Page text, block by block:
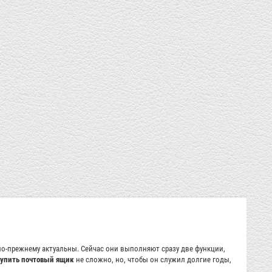
актуальны. Сейчас они выполняют сразу две функции,
почтовый ящикне сложно, но, чтобы он служил долгие годы,